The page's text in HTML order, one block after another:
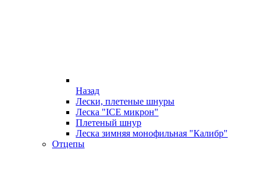
Назад
Лески, плетеные шнуры
Леска "ICE микрон"
Плетеный шнур
Леска зимняя монофильная "Калибр"
Отцепы